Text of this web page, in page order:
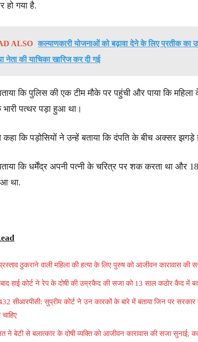
हो गया है.
ALSO कल्याणकारी योजनाओं को बढ़ावा देने के लिए प्रतीक
नेता की याचिका खारिज कर दी गई
कि पुलिस की एक टीम मौके पर पहुंची और पाया कि
पत्थर पड़ा हुआ था।
कि पड़ोसियों ने उन्हें बताया कि दंपति के बीच अक्सर झगड़े
कि धर्मेंद्र अपनी पत्नी के चरित्र पर शक करता था और
था.
ठुकराने वाली महिला की हत्या के लिए पुरुष को आजीवन कारावास की
हाई कोर्ट ने रेप के दोषी की उम्रकैद की सजा को 13 साल कठोर कैद में
432 सीआरपीसी: सुप्रीम कोर्ट ने उन कारकों के बारे में बताया जिन पर
ने बेटी से बलात्कार के दोषी व्यक्ति को आजीवन कारावास की सजा सुनाई,